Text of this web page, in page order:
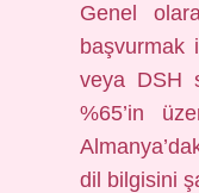
Genel
başvurmak
veya DSH
%65’in
dil bilgisini